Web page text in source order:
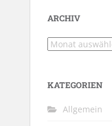
ARCHIV
Archiv
KATEGORIEN
Allgemein